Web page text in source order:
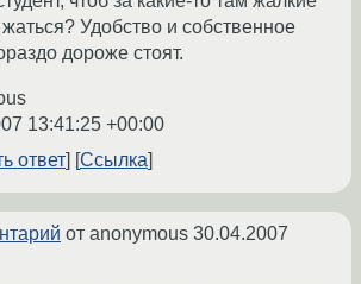
жаться? Удобство и собственное
дороже стоят.
13:41:25 +00:00
ответ
Ссылка
от anonymous 30.04.2007